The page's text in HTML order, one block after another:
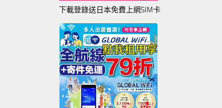
下載登錄送日本免費上網SIM卡